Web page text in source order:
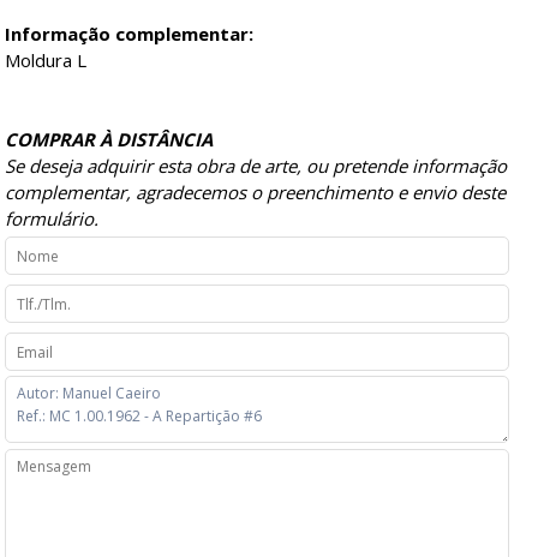
Informação complementar:
Moldura L
COMPRAR À DISTÂNCIA
Se deseja adquirir esta obra de arte, ou pretende informação
complementar, agradecemos o preenchimento e envio deste
formulário.